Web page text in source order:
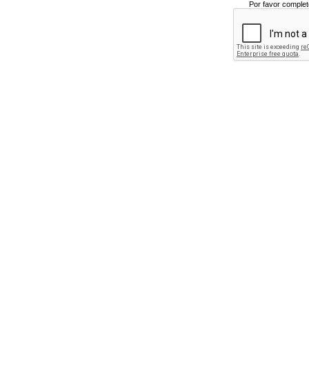
Por favor